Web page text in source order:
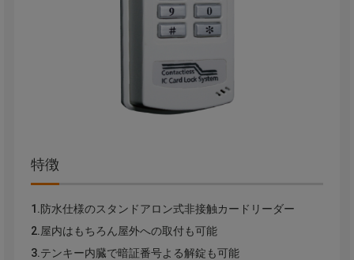
特徴
1.防水仕様のスタンドアロン式非接触カードリーダー
2.屋内はもちろん屋外への取付も可能
3.テンキー内臓で暗証番号よる解錠も可能